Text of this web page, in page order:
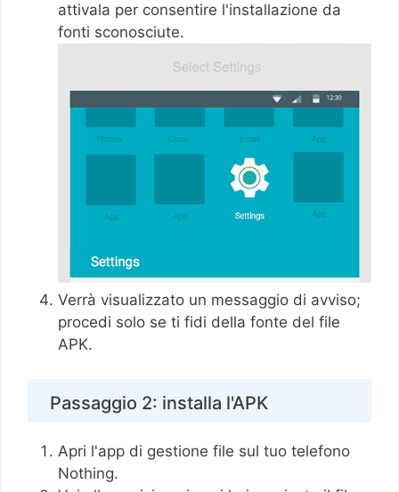
attivala per consentire l'installazione da
fonti sconosciute.
Verrà visualizzato un messaggio di avviso;
procedi solo se ti fidi della fonte del file
APK.
Passaggio 2: installa l'APK
Apri l'app di gestione file sul tuo telefono
Nothing.